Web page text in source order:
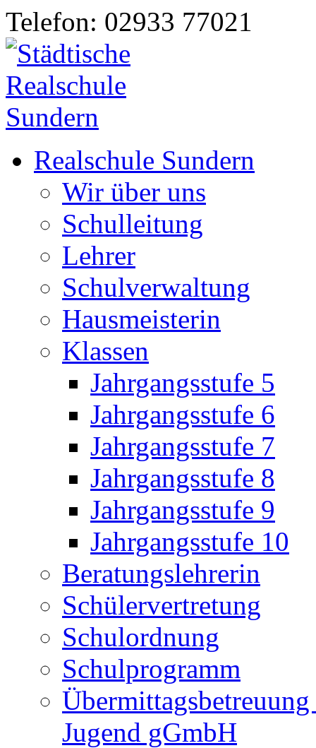
Telefon: 02933 77021
Realschule Sundern
Wir über uns
Schulleitung
Lehrer
Schulverwaltung
Hausmeisterin
Klassen
Jahrgangsstufe 5
Jahrgangsstufe 6
Jahrgangsstufe 7
Jahrgangsstufe 8
Jahrgangsstufe 9
Jahrgangsstufe 10
Beratungslehrerin
Schülervertretung
Schulordnung
Schulprogramm
Jugend gGmbH